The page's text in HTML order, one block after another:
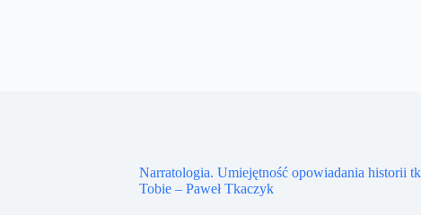
Narratologia. Umiejętność opowiadania historii
Tobie – Paweł Tkaczyk